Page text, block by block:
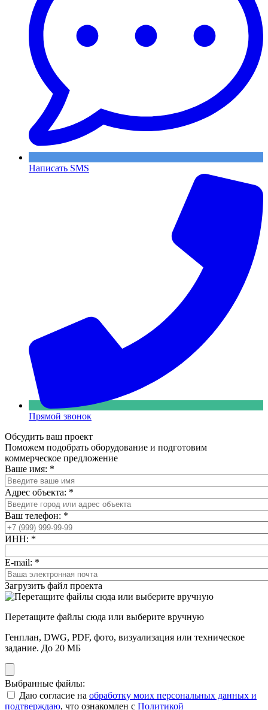
Написать SMS
Прямой звонок
Обсудить ваш проект
Поможем подобрать оборудование и подготовим
коммерческое предложение
Ваше имя: *
Адрес объекта: *
Ваш телефон: *
ИНН: *
E-mail: *
Загрузить файл проекта
Перетащите файлы сюда или выберите вручную
Генплан, DWG, PDF, фото, визуализация или техническое
задание. До 20 МБ
Выбранные файлы:
Даю согласие на обработку моих персональных данных и
подтверждаю, что ознакомлен с Политикой